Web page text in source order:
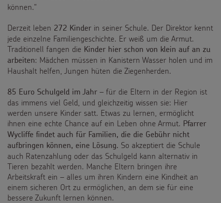
können.“
Derzeit leben 272 Kinder in seiner Schule. Der Direktor kennt
jede einzelne Familiengeschichte. Er weiß um die Armut.
Traditionell fangen die Kinder hier schon von klein auf an zu
arbeiten: Mädchen müssen in Kanistern Wasser holen und im
Haushalt helfen, Jungen hüten die Ziegenherden.
85 Euro Schulgeld im Jahr ­– für die Eltern in der Region ist
das immens viel Geld, und gleichzeitig wissen sie: Hier
werden unsere Kinder satt. Etwas zu lernen, ermöglicht
ihnen eine echte Chance auf ein Leben ohne Armut. Pfarrer
Wycliffe findet auch für Familien, die die Gebühr nicht
aufbringen können, eine Lösung. So akzeptiert die Schule
auch Ratenzahlung oder das Schulgeld kann alternativ in
Tieren bezahlt werden. Manche Eltern bringen ihre
Arbeitskraft ein – alles um ihren Kindern eine Kindheit an
einem sicheren Ort zu ermöglichen, an dem sie für eine
bessere Zukunft lernen können.